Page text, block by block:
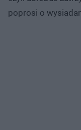
poprosi o